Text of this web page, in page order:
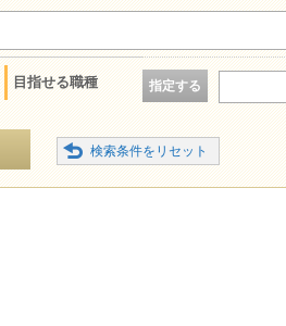
目指せる職種 指定する